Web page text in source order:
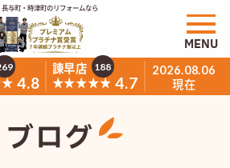
与町・時津町のリフォームなら
4.8
諫早店
★★★★★ 4.7
188 2026.08.06
現在
MENU
ブログ